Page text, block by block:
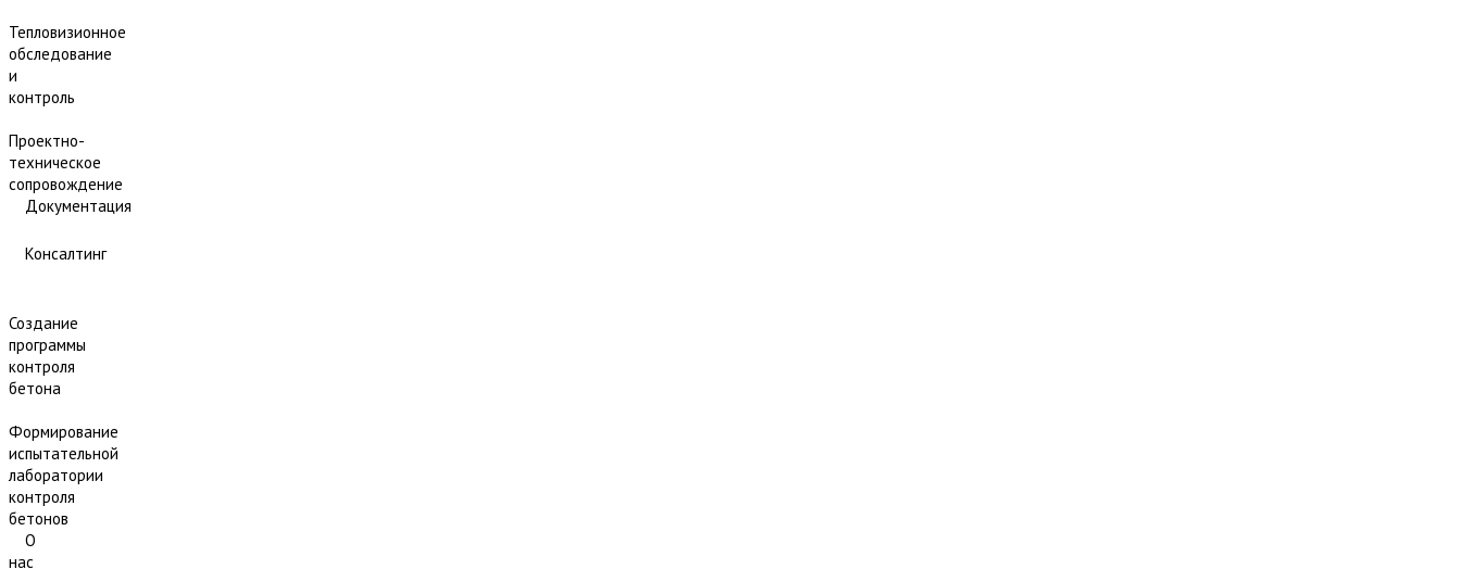
Тепловизионное
обследование
и
контроль
Проектно-
техническое
сопровождение
Документация
Консалтинг
Создание
программы
контроля
бетона
Формирование
испытательной
лаборатории
контроля
бетонов
О
нас